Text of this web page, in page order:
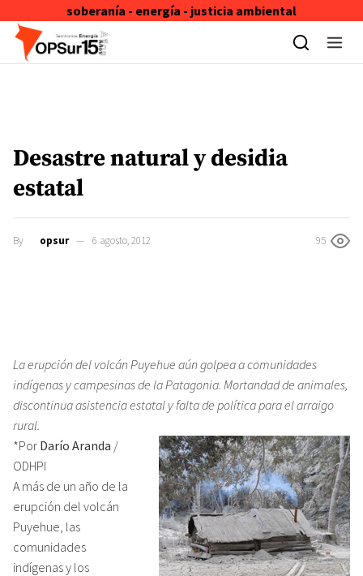
soberanía - energía - justicia ambiental
Skip to content
Desastre natural y desidia
estatal
By opsur 6 agosto, 2012 95
La erupción del volcán Puyehue aún golpea a comunidades
indígenas y campesinas de la Patagonia. Mortandad de animales,
discontinua asistencia estatal y falta de política para el arraigo
rural.
*Por Darío Aranda /
ODHPI
A más de un año de la
erupción del volcán
Puyehue, las
comunidades
indígenas y los